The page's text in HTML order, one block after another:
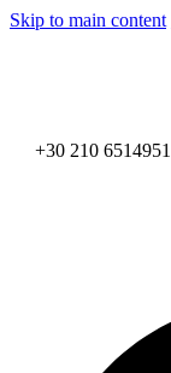
Skip to main content
+30 210 6514951